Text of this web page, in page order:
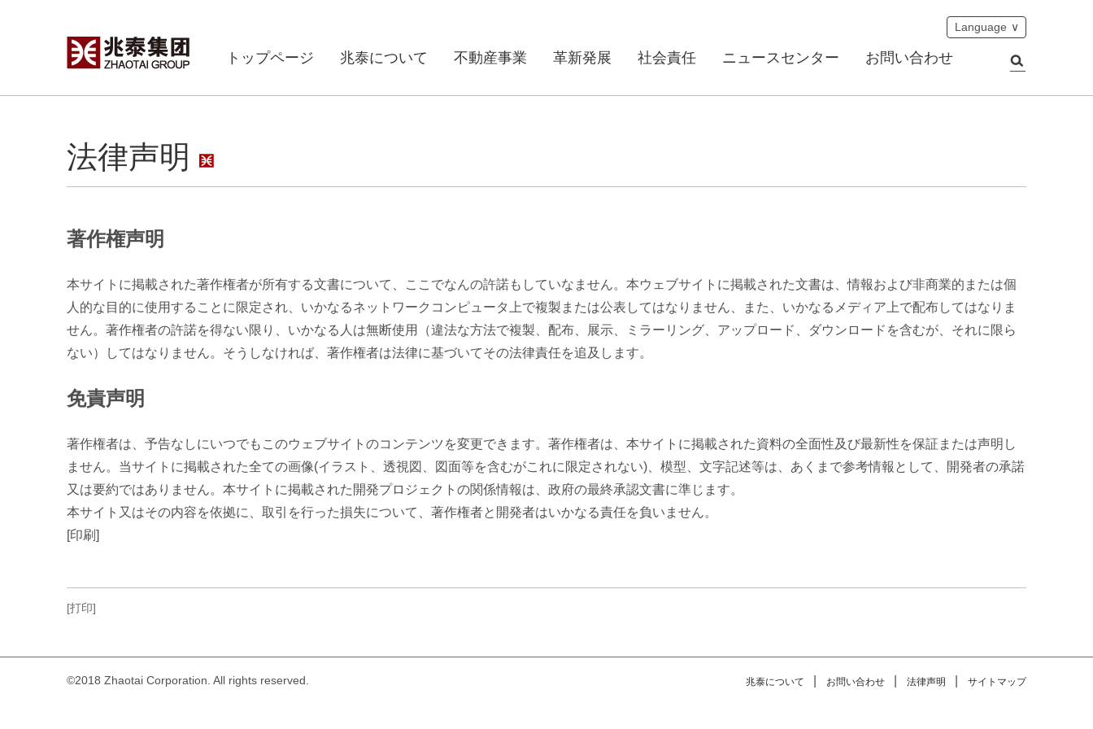
トップページ 兆泰について 不動産事業 革新発展 社会責任 ニュースセンター お問い合わせ
Language
法律声明
著作権声明
本サイトに掲載された著作権者が所有する文書について、ここでなんの許諾もしていなません。本ウェブサイトに掲載された文書は、情報および非商業的または個
人的な目的に使用することに限定され、いかなるネットワークコンピュータ上で複製または公表してはなりません、また、いかなるメディア上で配布してはなりま
せん。著作権者の許諾を得ない限り、いかなる人は無断使用（違法な方法で複製、配布、展示、ミラーリング、アップロード、ダウンロードを含むが、それに限ら
ない）してはなりません。そうしなければ、著作権者は法律に基づいてその法律責任を追及します。
免責声明
著作権者は、予告なしにいつでもこのウェブサイトのコンテンツを変更できます。著作権者は、本サイトに掲載された資料の全面性及び最新性を保証または声明し
ません。当サイトに掲載された全ての画像(イラスト、透視図、図面等を含むがこれに限定されない)、模型、文字記述等は、あくまで参考情報として、開発者の承諾
又は要約ではありません。本サイトに掲載された開発プロジェクトの関係情報は、政府の最終承認文書に準じます。
本サイト又はその内容を依拠に、取引を行った損失について、著作権者と開発者はいかなる責任を負いません。
[印刷]
[打印]
兆泰について お問い合わせ 法律声明 サイトマップ
©2018 Zhaotai Corporation. All rights reserved.